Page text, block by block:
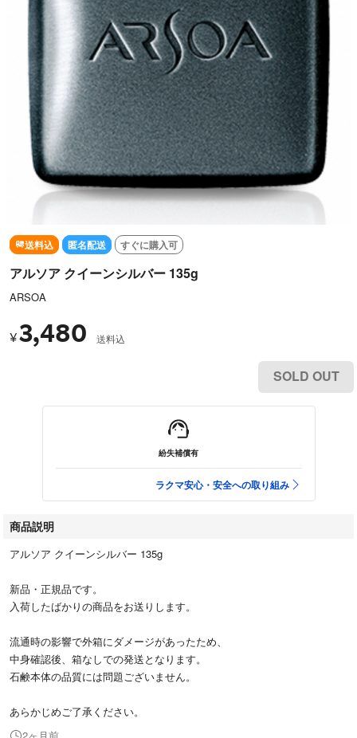
送料込 匿名配送 すぐに購入可
アルソア クイーンシルバー 135g
ARSOA
¥3,480 送料込
SOLD OUT
紛失補償有
ラクマ安心・安全への取り組み
商品説明
アルソア クイーンシルバー 135g
新品・正規品です。
入荷したばかりの商品をお送りします。
流通時の影響で外箱にダメージがあったため、
中身確認後、箱なしでの発送となります。
石鹸本体の品質には問題ございません。
あらかじめご了承ください。